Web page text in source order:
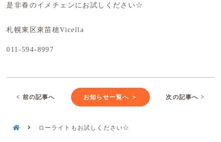
是非春のイメチェンにお試しください☆
札幌東区東苗穂Vicella
011-594-8997
< 前の記事へ お知らせ一覧へ ＞ 次の記事へ >
ローライトもお試しください☆